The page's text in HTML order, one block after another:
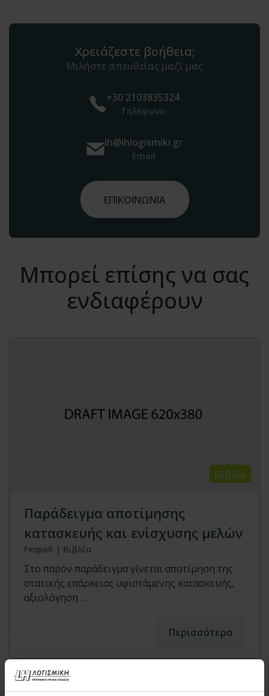
Χρειάζεστε βοήθεια;
Μιλήστε απευθείας μαζί μας
+30 2103835324
Τηλέφωνο
lh@lhlogismiki.gr
Email
ΕΠΙΚΟΙΝΩΝΙΑ
Μπορεί επίσης να σας
ενδιαφέρουν
Βιβλίο
Παράδειγμα αποτίμησης
κατασκευής και ενίσχυσης μελών
FespaR | Βιβλία
Στο παρόν παράδειγμα γίνεται αποτίμηση της
στατικής επάρκειας υφιστάμενης κατασκευής,
αξιολόγηση ...
Περισσότερα